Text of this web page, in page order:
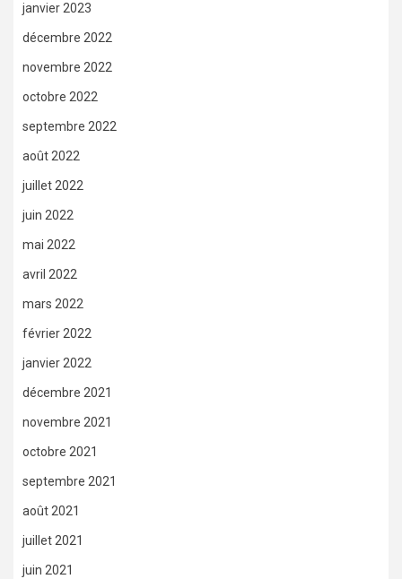
janvier 2023
décembre 2022
novembre 2022
octobre 2022
septembre 2022
août 2022
juillet 2022
juin 2022
mai 2022
avril 2022
mars 2022
février 2022
janvier 2022
décembre 2021
novembre 2021
octobre 2021
septembre 2021
août 2021
juillet 2021
juin 2021